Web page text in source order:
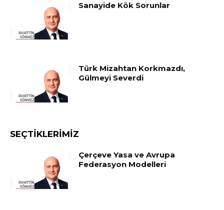
Sanayide Kök Sorunlar
Türk Mizahtan Korkmazdı,
Gülmeyi Severdi
SEÇTIKLERIMIZ
Çerçeve Yasa ve Avrupa
Federasyon Modelleri